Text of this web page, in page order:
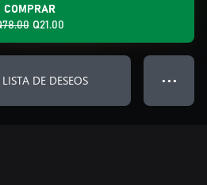
COMPRAR
Q21.00
DE DESEOS ● ● ●